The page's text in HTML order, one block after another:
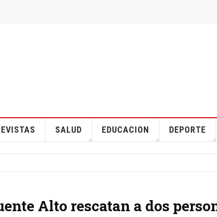
SALUD EDUCACION DEPORTE
Alto rescatan a dos